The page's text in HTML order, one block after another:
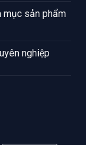
mục sản phẩm
nghiệp